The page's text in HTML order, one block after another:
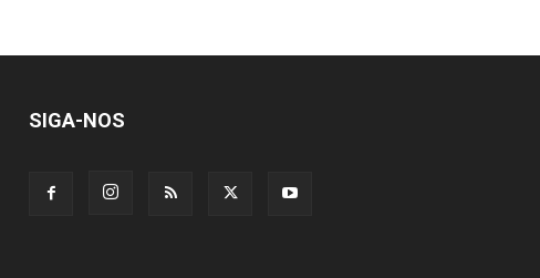
SIGA-NOS